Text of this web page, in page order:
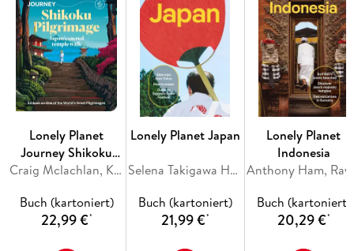
Lonely Planet
Journey Shikoku
Pilgrimage
Craig Mclachlan, Kim Kahan, Jessica Korteman, Rie Miyoshi, Kathryn Wortley
Buch (kartoniert)
22,99 €*
Lonely Planet Japan
Selena Takigawa Hoy, Ray Bartlett, Rob Goss, Felicity Hughes, Jessica Korteman
Buch (kartoniert)
21,99 €*
Lonely Planet
Indonesia
Buch (kartoniert)
20,29 €*